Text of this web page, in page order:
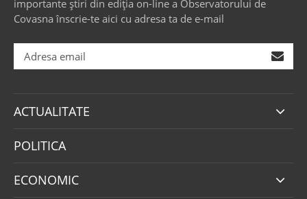
importante știri din ediția on-line a Observatorului de
Covasna înscrie-te aici cu adresa ta de e-mail
ACTUALITATE
POLITICA
ECONOMIC